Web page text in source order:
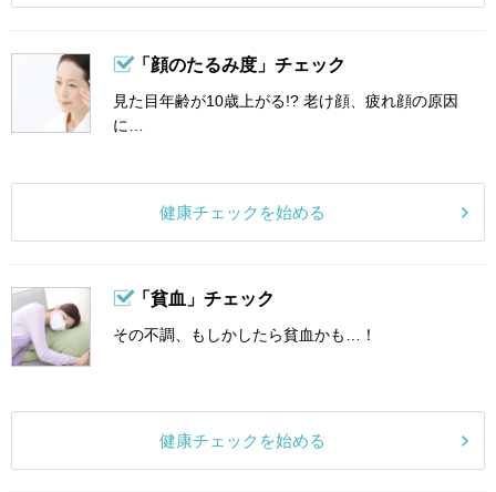
「顔のたるみ度」チェック
見た目年齢が10歳上がる!? 老け顔、疲れ顔の原因
に…
健康チェックを始める
「貧血」チェック
その不調、もしかしたら貧血かも…！
健康チェックを始める